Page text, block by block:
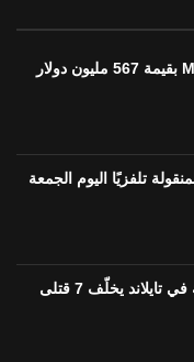
غرامة ضخمة على Meta بقيمة 567 مليون دولار
تلفزيًا اليوم الجمعة
إطلاق نار داخل مدرسة في تايلاند يخلّف 7 قتلى